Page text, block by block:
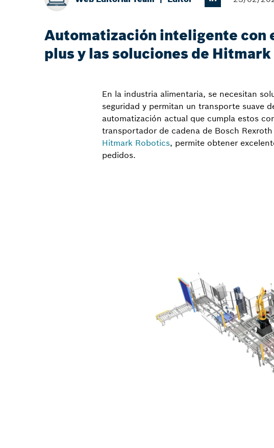
Automatización inteligente con
plus y las soluciones de
En la industria alimentaria, se necesitan
seguridad y permitan un transporte suave
automatización actual que cumpla estos
transportador de cadena de Bosch
Hitmark Robotics, permite obtener
pedidos.